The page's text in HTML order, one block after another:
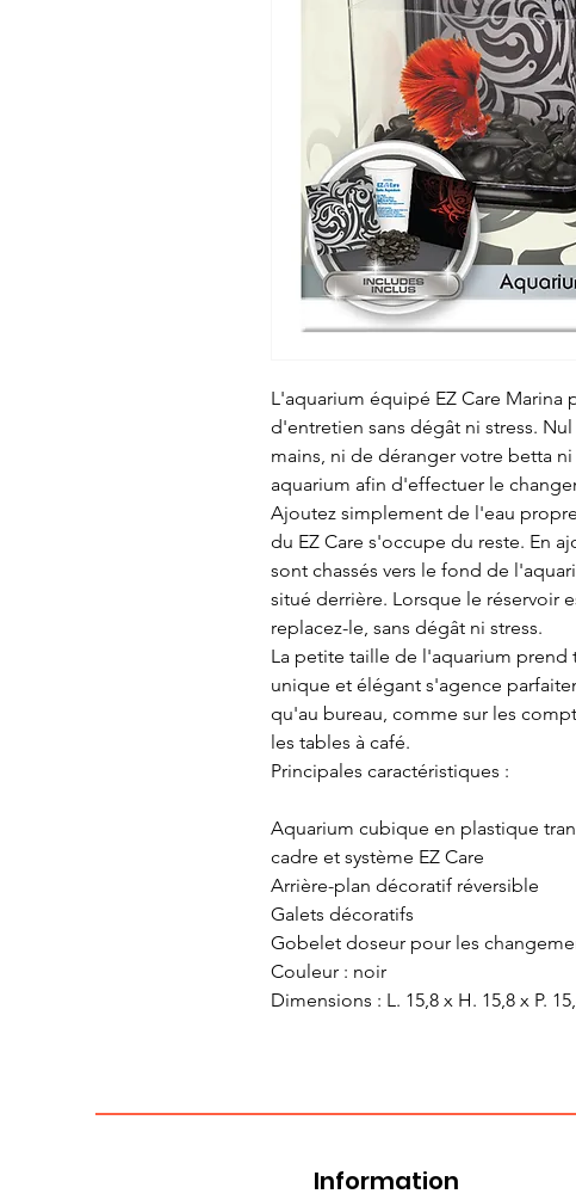
L'aquarium équipé EZ Care
d'entretien sans dégât ni stress.
mains, ni de déranger votre betta
aquarium afin d'effectuer le
Ajoutez simplement de l'eau
du EZ Care s'occupe du reste. En
sont chassés vers le fond de
situé derrière. Lorsque le réservoir
replacez-le, sans dégât ni stress.
La petite taille de l'aquarium prend
unique et élégant s'agence
qu'au bureau, comme sur les
les tables à café.
Principales caractéristiques :
Aquarium cubique en plastique
cadre et système EZ Care
Arrière-plan décoratif réversible
Galets décoratifs
Gobelet doseur pour les
Couleur : noir
Dimensions : L. 15,8 x H. 15,8 x P.
Information